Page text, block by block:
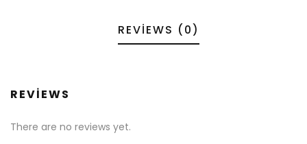
REVIEWS (0)
REVIEWS
There are no reviews yet.